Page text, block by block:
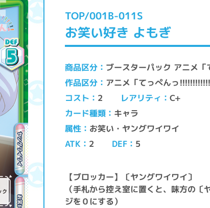
TOP/001B-011S
お笑い好き よもぎ
商品区分 ブースターパック アニメ
作品区分 アニメ「てっぺんっ
コスト 2 レアリティ C+
カード種類 キャラ
属性 お笑い・ヤングワイワイ
ATK 2 DEF 5
【ブロッカー】〔ヤングワイワイ〕
（手札から控え室に置くと、味方の
ジを０にする）